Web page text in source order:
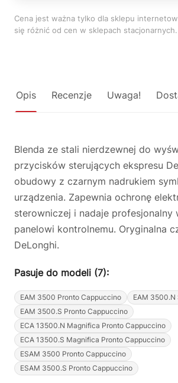
Cena jest ważna tylko dla sklepu
się różnić od cen w sklepach stacjonarnych.
Opis Recenzje Uwaga!
Blenda ze stali nierdzewnej do
przycisków sterujących ekspresu
obudowy z czarnym nadrukiem
urządzenia. Zapewnia ochronę
sterowniczej i nadaje profesjonalny
panelowi kontrolnemu. Oryginalna
DeLonghi.
Pasuje do modeli (7):
EAM 3500 Pronto Cappuccino
EAM 3500.N
EAM 3500.S Pronto Cappuccino
ECA 13500.N Magnifica Pronto Cappuccino
ECA 13500.S Magnifica Pronto Cappuccino
ESAM 3500 Pronto Cappuccino
ESAM 3500.S Pronto Cappuccino